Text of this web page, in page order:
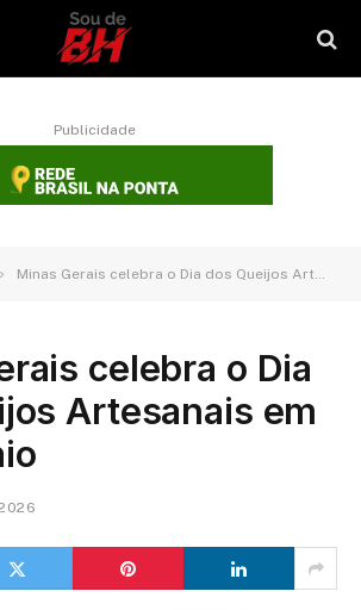
Publicidade
Minas Gerais celebra o Dia dos Queijos Artesanais em 16 de maio
celebra o Dia
Artesanais em